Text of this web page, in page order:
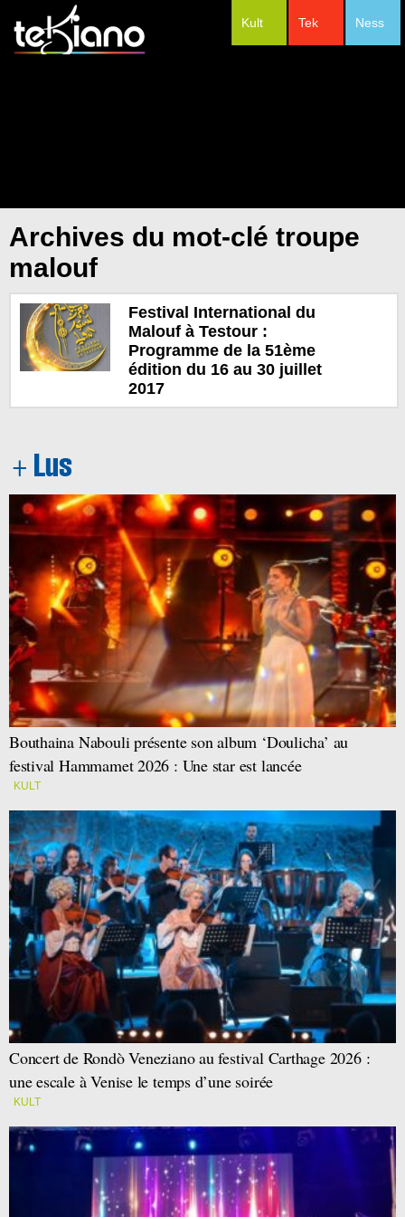
Ness
Tek
Kult
Archives du mot-clé troupe
malouf
Festival International du
Malouf à Testour :
Programme de la 51ème
édition du 16 au 30 juillet
2017
Bouthaina Nabouli présente son album ‘Doulicha’ au
festival Hammamet 2026 : Une star est lancée
KULT
Concert de Rondò Veneziano au festival Carthage 2026 :
une escale à Venise le temps d’une soirée
KULT